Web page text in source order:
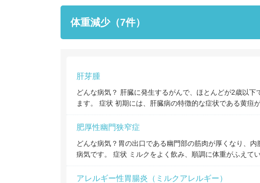
体重減少（7件）
肝芽腫
どんな病気？ 肝臓に発生するがんで、ほとんどが2歳以
ます。 症状 初期には、肝臓病の特徴的な症状である黄疸
肥厚性幽門狭窄症
どんな病気？胃の出口である幽門部の筋肉が厚くなり、
病気です。 症状 ミルクをよく飲み、順調に体重がふえて
アレルギー性胃腸炎（ミルクアレルギー）